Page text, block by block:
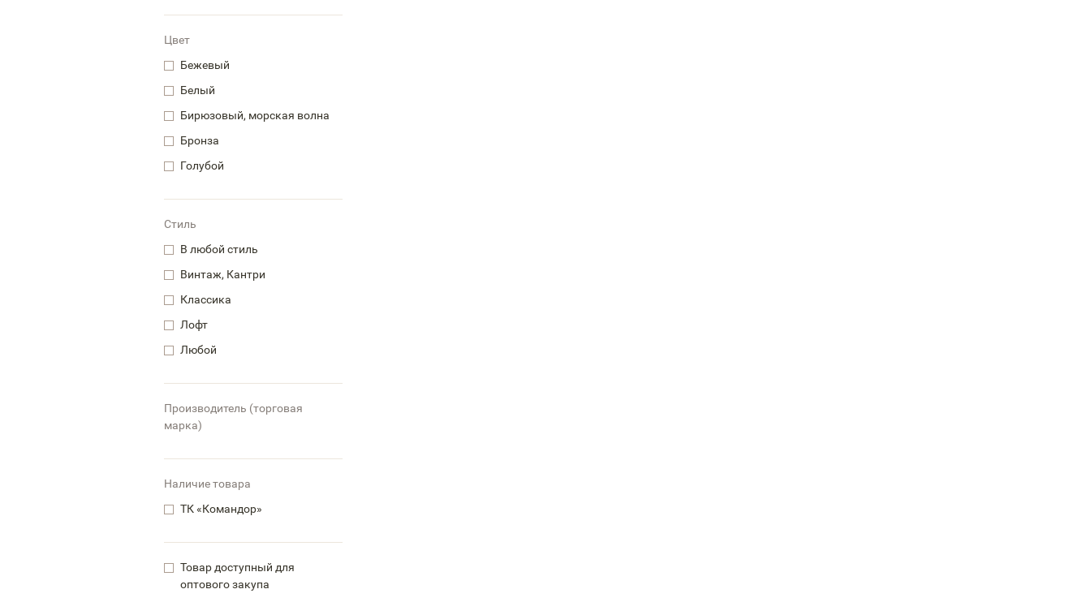
Цвет
Бежевый
Белый
Бирюзовый, морская волна
Бронза
Голубой
Стиль
В любой стиль
Винтаж, Кантри
Классика
Лофт
Любой
Производитель (торговая
марка)
Наличие товара
ТК «Командор»
Товар доступный для
оптового закупа